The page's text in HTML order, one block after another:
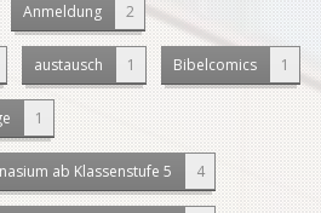
Anmeldung 2
austausch 1 Bibelcomics 1
1
ab Klassenstufe 5 4